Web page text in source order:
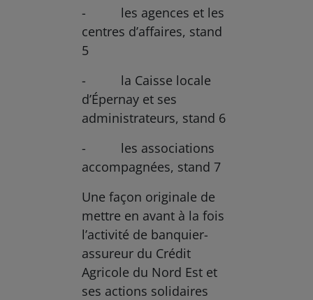
- les agences et les
centres d’affaires, stand
5
- la Caisse locale
d’Épernay et ses
administrateurs, stand 6
- les associations
accompagnées, stand 7
Une façon originale de
mettre en avant à la fois
l’activité de banquier-
assureur du Crédit
Agricole du Nord Est et
ses actions solidaires